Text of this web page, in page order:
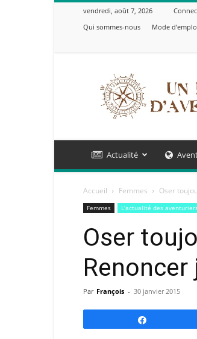
vendredi, août 7, 2026
Qui sommes-nous
Mode
Actualité
Accueil Femmes Oser
Femmes L'actualité des
Oser
Renoncer
Par François - 30 janvier 2015